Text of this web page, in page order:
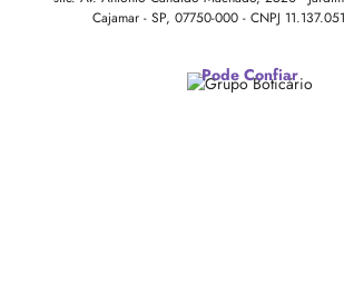
Cajamar - SP, 07750-000 - CNPJ
Pode Confiar